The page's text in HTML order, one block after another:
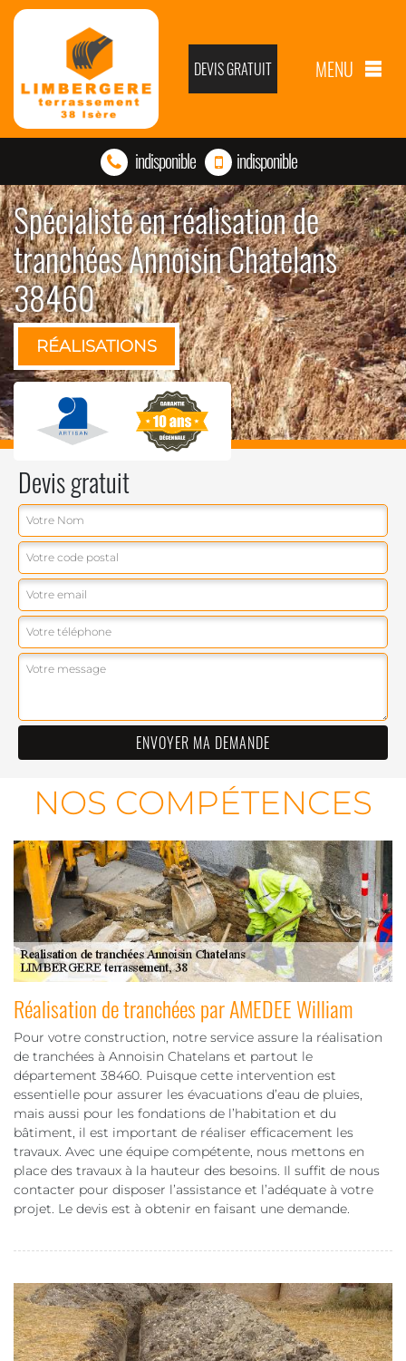
DEVIS GRATUIT MENU
indisponible indisponible
Spécialiste en réalisation de
tranchées Annoisin Chatelans
38460
RÉALISATIONS
Devis gratuit
NOS COMPÉTENCES
Réalisation de tranchées par AMEDEE William
Pour votre construction, notre service assure la réalisation
de tranchées à Annoisin Chatelans et partout le
département 38460. Puisque cette intervention est
essentielle pour assurer les évacuations d’eau de pluies,
mais aussi pour les fondations de l’habitation et du
bâtiment, il est important de réaliser efficacement les
travaux. Avec une équipe compétente, nous mettons en
place des travaux à la hauteur des besoins. Il suffit de nous
contacter pour disposer l’assistance et l’adéquate à votre
projet. Le devis est à obtenir en faisant une demande.